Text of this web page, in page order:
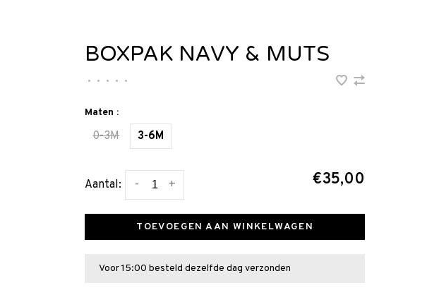
BOXPAK NAVY & MUTS
• • • • •
Maten :
0-3M 3-6M
Aantal: +
- €35,00
TOEVOEGEN AAN WINKELWAGEN
Voor 15:00 besteld dezelfde dag verzonden